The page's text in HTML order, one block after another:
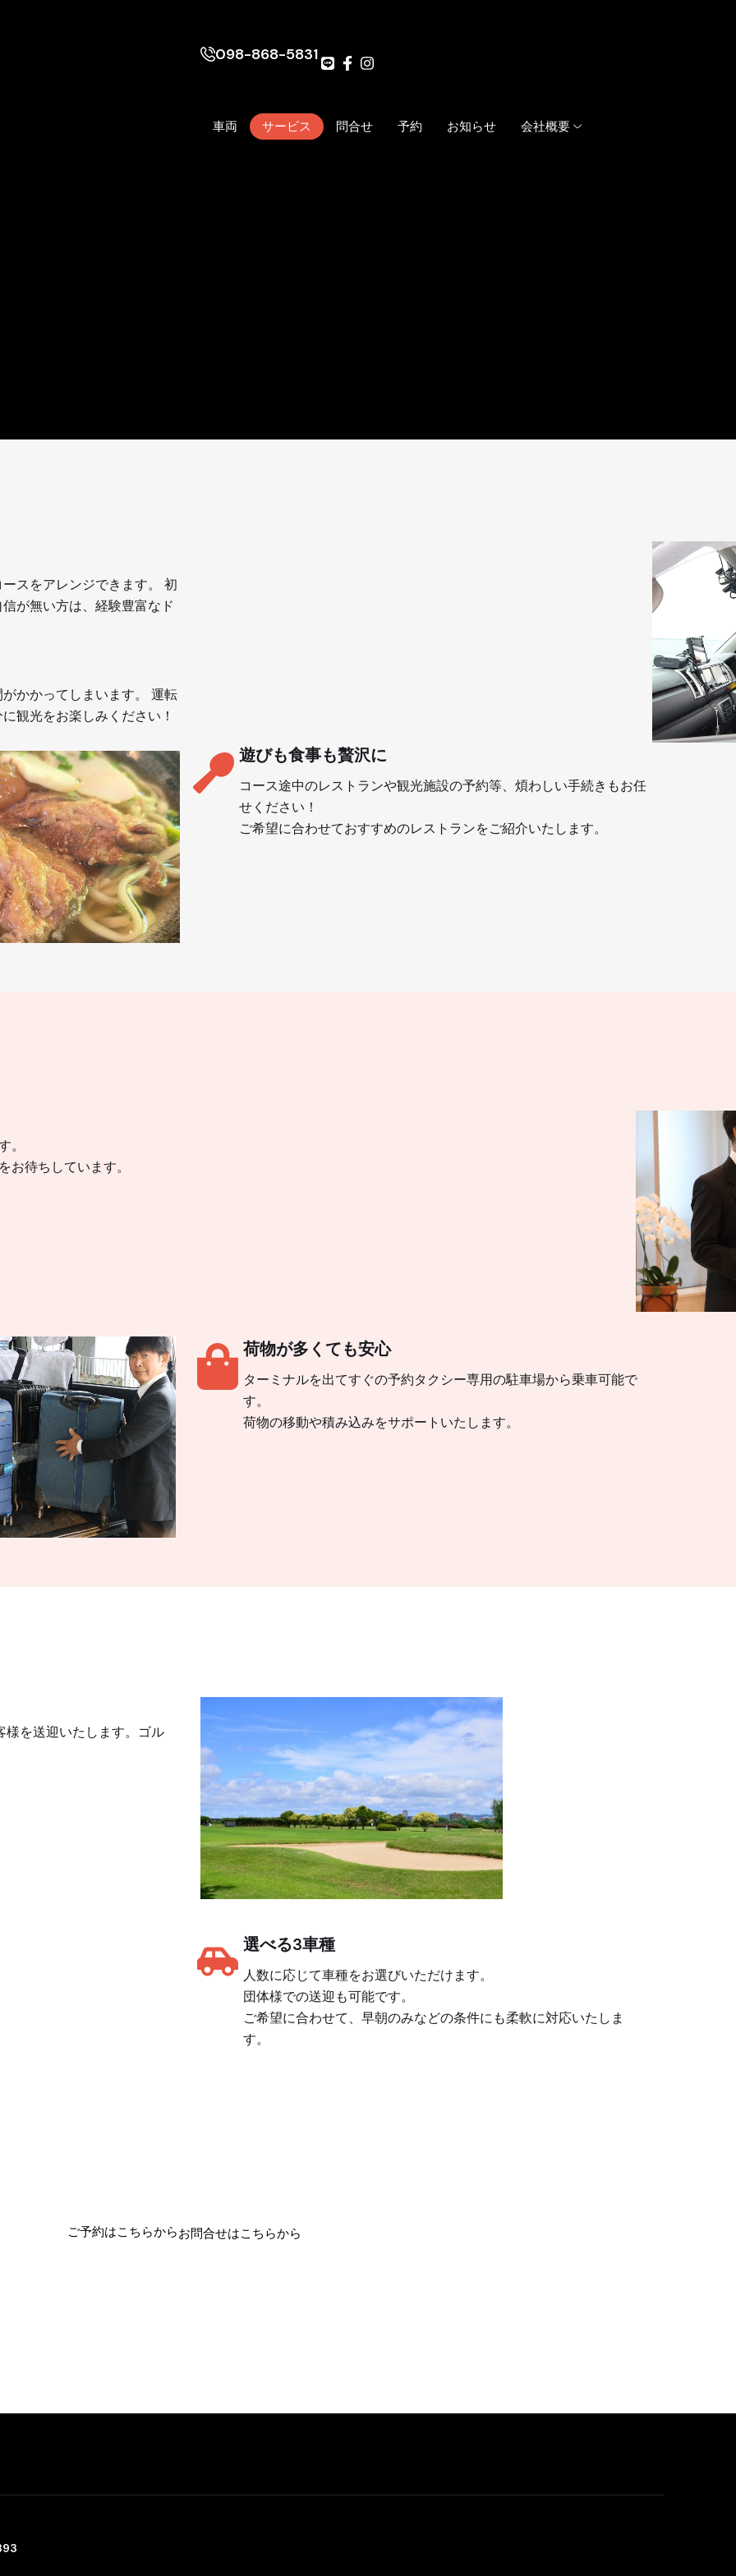
098-868-5831
車両 サービス 問合せ 予約 お知らせ 会社概要
スをアレンジできます。 初
が無い方は、経験豊富なド
かかってしまいます。 運転
観光をお楽しみください！
遊びも食事も贅沢に
コース途中のレストランや観光施設の予約等、煩わしい手続きもお任
せください！
ご希望に合わせておすすめのレストランをご紹介いたします。
。
お待ちしています。
荷物が多くても安心
ターミナルを出てすぐの予約タクシー専用の駐車場から乗車可能で
す。
荷物の移動や積み込みをサポートいたします。
様を送迎いたします。ゴル
選べる3車種
人数に応じて車種をお選びいただけます。
団体様での送迎も可能です。
ご希望に合わせて、早朝のみなどの条件にも柔軟に対応いたしま
す。
ご予約はこちらからお問合せはこちらから